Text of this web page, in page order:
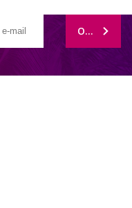
ODEBÍRAT